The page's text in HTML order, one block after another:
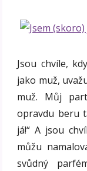
Jsou chvíle,
jako muž,
muž. Můj
opravdu beru
já!“ A jsou
můžu
svůdný